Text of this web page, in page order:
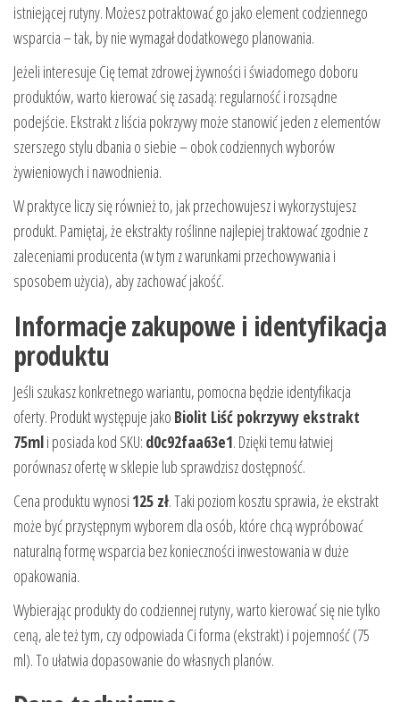
istniejącej rutyny. Możesz potraktować go jako element codziennego
wsparcia – tak, by nie wymagał dodatkowego planowania.
Jeżeli interesuje Cię temat zdrowej żywności i świadomego doboru
produktów, warto kierować się zasadą: regularność i rozsądne
podejście. Ekstrakt z liścia pokrzywy może stanowić jeden z elementów
szerszego stylu dbania o siebie – obok codziennych wyborów
żywieniowych i nawodnienia.
W praktyce liczy się również to, jak przechowujesz i wykorzystujesz
produkt. Pamiętaj, że ekstrakty roślinne najlepiej traktować zgodnie z
zaleceniami producenta (w tym z warunkami przechowywania i
sposobem użycia), aby zachować jakość.
Informacje zakupowe i identyfikacja
produktu
Jeśli szukasz konkretnego wariantu, pomocna będzie identyfikacja
oferty. Produkt występuje jako Biolit Liść pokrzywy ekstrakt
75mli posiada kod SKU: d0c92faa63e1. Dzięki temu łatwiej
porównasz ofertę w sklepie lub sprawdzisz dostępność.
Cena produktu wynosi 125 zł. Taki poziom kosztu sprawia, że ekstrakt
może być przystępnym wyborem dla osób, które chcą wypróbować
naturalną formę wsparcia bez konieczności inwestowania w duże
opakowania.
Wybierając produkty do codziennej rutyny, warto kierować się nie tylko
ceną, ale też tym, czy odpowiada Ci forma (ekstrakt) i pojemność (75
ml). To ułatwia dopasowanie do własnych planów.